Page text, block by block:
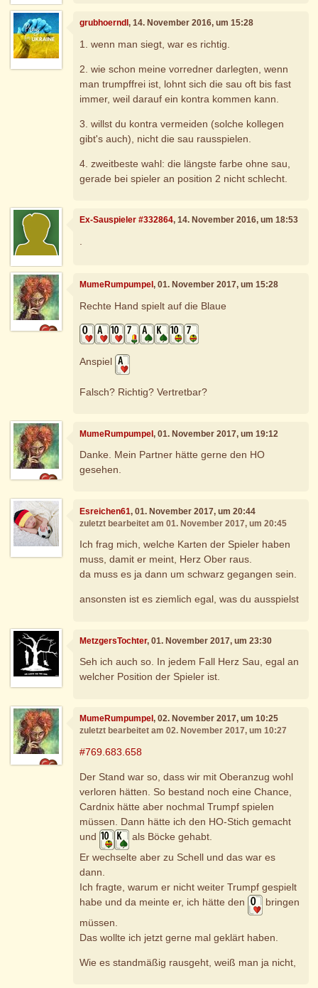
grubhoerndl, 14. November 2016, um 15:28
1. wenn man siegt, war es richtig.
2. wie schon meine vorredner darlegten, wenn
man trumpffrei ist, lohnt sich die sau oft bis fast
immer, weil darauf ein kontra kommen kann.
3. willst du kontra vermeiden (solche kollegen
gibt's auch), nicht die sau rausspielen.
4. zweitbeste wahl: die längste farbe ohne sau,
gerade bei spieler an position 2 nicht schlecht.
Ex-Sauspieler #332864, 14. November 2016, um 18:53
MumeRumpumpel, 01. November 2017, um 15:28
Rechte Hand spielt auf die Blaue
Anspiel
Falsch? Richtig? Vertretbar?
MumeRumpumpel, 01. November 2017, um 19:12
Danke. Mein Partner hätte gerne den HO
gesehen.
Esreichen61, 01. November 2017, um 20:44
zuletzt bearbeitet am 01. November 2017, um 20:45
Ich frag mich, welche Karten der Spieler haben
muss, damit er meint, Herz Ober raus.
da muss es ja dann um schwarz gegangen sein.
ansonsten ist es ziemlich egal, was du ausspielst
MetzgersTochter, 01. November 2017, um 23:30
Seh ich auch so. In jedem Fall Herz Sau, egal an
welcher Position der Spieler ist.
MumeRumpumpel, 02. November 2017, um 10:25
zuletzt bearbeitet am 02. November 2017, um 10:27
#769.683.658
Der Stand war so, dass wir mit Oberanzug wohl
verloren hätten. So bestand noch eine Chance,
Cardnix hätte aber nochmal Trumpf spielen
müssen. Dann hätte ich den HO-Stich gemacht
und
als Böcke gehabt.
Er wechselte aber zu Schell und das war es
dann.
Ich fragte, warum er nicht weiter Trumpf gespielt
habe und da meinte er, ich hätte den
bringen
müssen.
Das wollte ich jetzt gerne mal geklärt haben.
Wie es standmäßig rausgeht, weiß man ja nicht,